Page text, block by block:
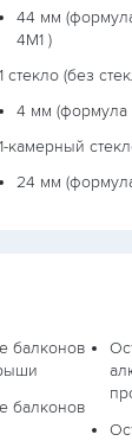
44 мм
4М1 )
1 стекло (без
4 мм (формула
1-камерный
24 мм
балконов
балконов